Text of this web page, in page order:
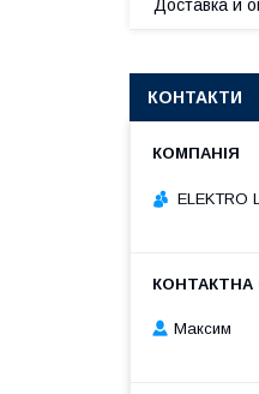
Доставка и
КОНТАКТИ
ELEKTRO
Максим